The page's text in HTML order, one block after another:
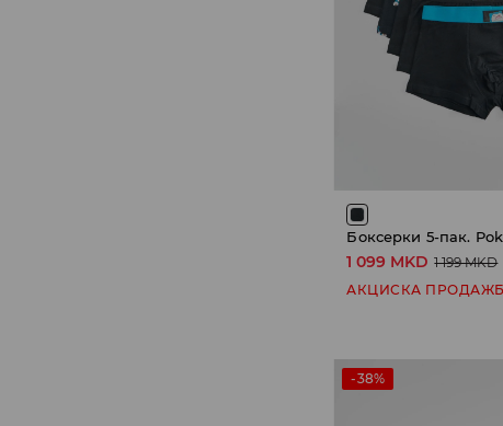
Боксерки 5-пак.
1 099 MKD 1 199 MKD
АКЦИСКА
-38%